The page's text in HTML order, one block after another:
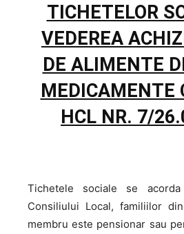
TICHETELOR
VEDEREA
DE ALIMENTE
MEDICAMENTE
HCL NR. 7/
Tichetele sociale se
Consiliului Local, familiilor
membru este pensionar sau